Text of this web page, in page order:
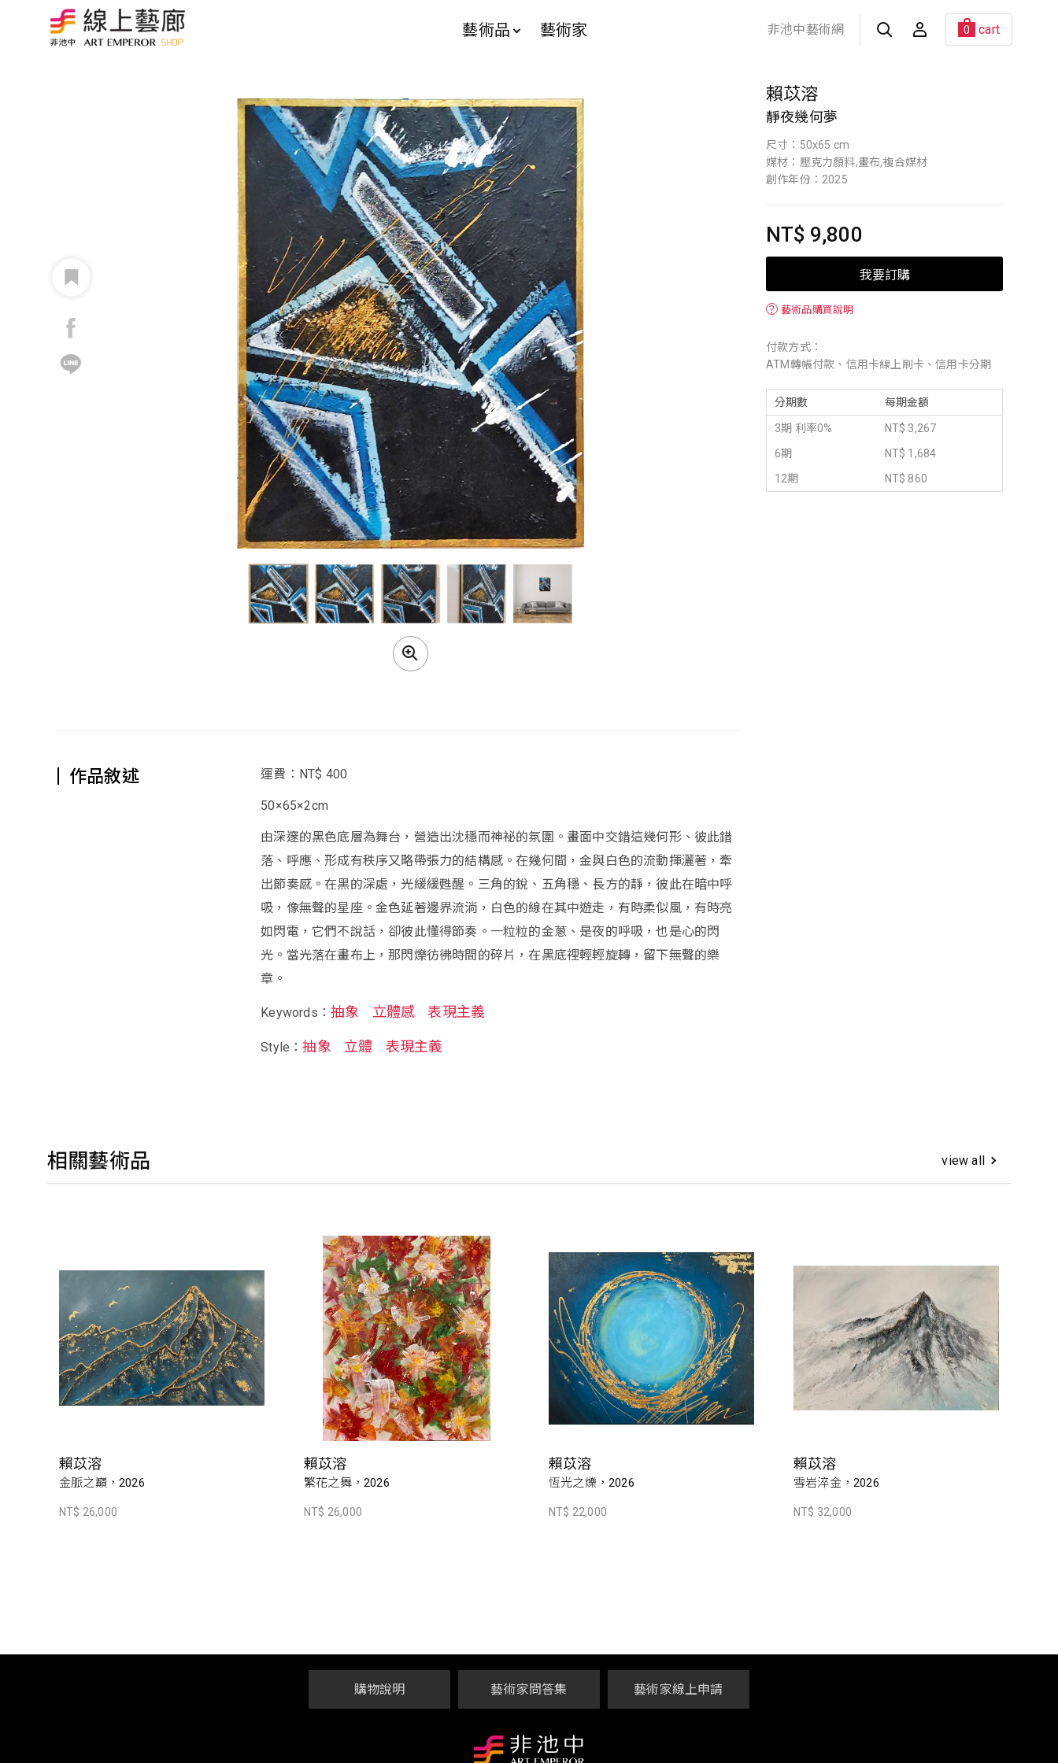
藝術品 藝術家 非池中藝術網 0 cart
賴苡溶
靜夜幾何夢
尺寸：50x65 cm
媒材：壓克力顏料,畫布,複合媒材
創作年份：2025
NT$ 9,800
我要訂購
？ 藝術品購買說明
付款方式：
ATM轉帳付款、信用卡線上刷卡、信用卡分期
分期數 每期金額
3期 利率0%
NT$ 3,267
6期
NT$ 1,684
12期
NT$ 860
作品敘述 運費：NT$ 400
50×65×2cm
由深邃的黑色底層為舞台，營造出沈穩而神祕的氛圍。畫面中交錯這幾何形、彼此錯
落、呼應、形成有秩序又略帶張力的結構感。在幾何間，金與白色的流動揮灑著，牽
出節奏感。在黑的深處，光緩緩甦醒。三角的銳、五角穩、長方的靜，彼此在暗中呼
吸，像無聲的星座。金色延著邊界流淌，白色的線在其中遊走，有時柔似風，有時亮
如閃電，它們不說話，卻彼此懂得節奏。一粒粒的金蔥、是夜的呼吸，也是心的閃
光。當光落在畫布上，那閃爍彷彿時間的碎片，在黑底裡輕輕旋轉，留下無聲的樂
章。
Keywords：抽象 立體感 表現主義
Style：抽象 立體 表現主義
相關藝術品 view all
賴苡溶
金脈之巔，2026
NT$ 26,000
賴苡溶
繁花之舞，2026
NT$ 26,000
賴苡溶
恆光之爍，2026
NT$ 22,000
賴苡溶
雪岩淬金，2026
NT$ 32,000
購物說明 藝術家問答集 藝術家線上申請